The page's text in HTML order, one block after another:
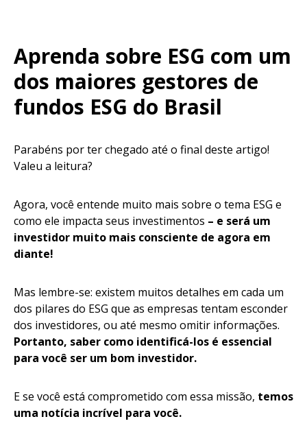
Aprenda sobre ESG com um
dos maiores gestores de
fundos ESG do Brasil
Parabéns por ter chegado até o final deste artigo!
Valeu a leitura?
Agora, você entende muito mais sobre o tema ESG e
como ele impacta seus investimentos – e será um
investidor muito mais consciente de agora em
diante!
Mas lembre-se: existem muitos detalhes em cada um
dos pilares do ESG que as empresas tentam esconder
dos investidores, ou até mesmo omitir informações.
Portanto, saber como identificá-los é essencial
para você ser um bom investidor.
E se você está comprometido com essa missão, temos
uma notícia incrível para você.